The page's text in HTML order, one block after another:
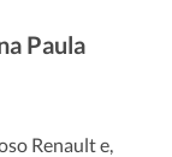
Paula
Renault e,